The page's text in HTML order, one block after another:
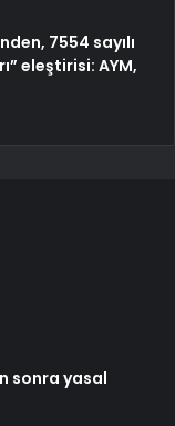
7554 sayılı
eleştirisi: AYM,
sonra yasal